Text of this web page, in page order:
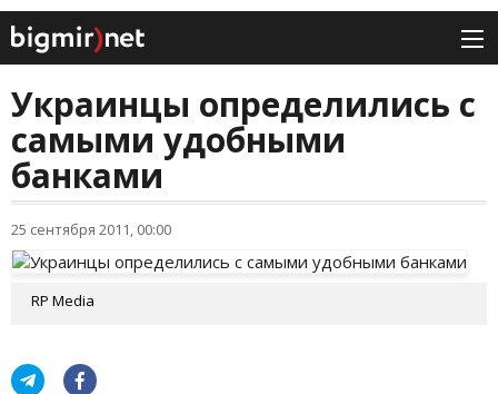
Украинцы определились с
самыми удобными
банками
25 сентября 2011, 00:00
RP Media